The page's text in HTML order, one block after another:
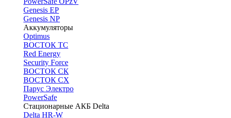
Genesis EP
Genesis NP
Аккумуляторы
Optimus
ВОСТОК ТС
Red Energy
Security Force
ВОСТОК СК
ВОСТОК СХ
Парус Электро
PowerSafe
Стационарные АКБ Delta
Delta HR-W